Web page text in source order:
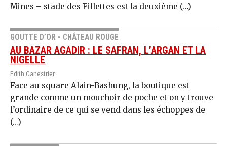
Mines – stade des Fillettes est la deuxième (…)
GOUTTE D’OR - CHÂTEAU ROUGE
AU BAZAR AGADIR : LE SAFRAN, L’ARGAN ET LA
NIGELLE
Edith Canestrier
Face au square Alain-Bashung, la boutique est
grande comme un mouchoir de poche et on y trouve
l’ordinaire de ce qui se vend dans les échoppes de
(…)